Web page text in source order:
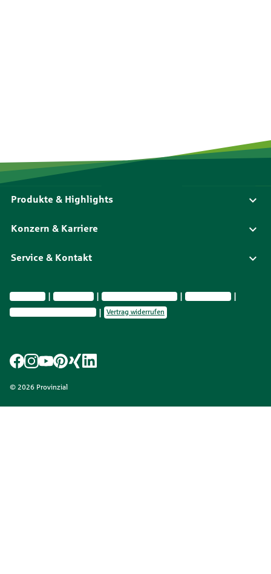
Produkte & Highlights
Konzern & Karriere
Service & Kontakt
Impressum Datenschutz Vermittlerinformationen
Nachhaltig­keit
Privatsphäre-Einstellungen
Vertrag widerrufen